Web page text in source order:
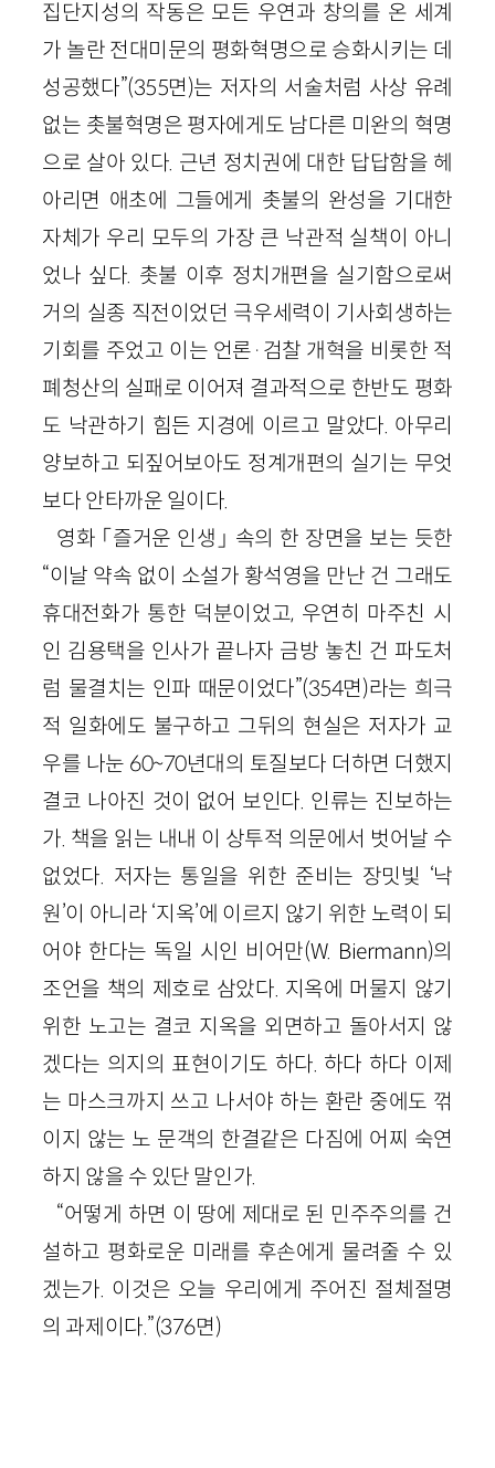
집단지성의 작동은 모든 우연과 창의를 온 세계
가 놀란 전대미문의 평화혁명으로 승화시키는 데
성공했다”(355면)는 저자의 서술처럼 사상 유례
없는 촛불혁명은 평자에게도 남다른 미완의 혁명
으로 살아 있다. 근년 정치권에 대한 답답함을 헤
아리면 애초에 그들에게 촛불의 완성을 기대한
자체가 우리 모두의 가장 큰 낙관적 실책이 아니
었나 싶다. 촛불 이후 정치개편을 실기함으로써
거의 실종 직전이었던 극우세력이 기사회생하는
기회를 주었고 이는 언론·검찰 개혁을 비롯한 적
폐청산의 실패로 이어져 결과적으로 한반도 평화
도 낙관하기 힘든 지경에 이르고 말았다. 아무리
양보하고 되짚어보아도 정계개편의 실기는 무엇
보다 안타까운 일이다.
영화 「즐거운 인생」 속의 한 장면을 보는 듯한
“이날 약속 없이 소설가 황석영을 만난 건 그래도
휴대전화가 통한 덕분이었고, 우연히 마주친 시
인 김용택을 인사가 끝나자 금방 놓친 건 파도처
럼 물결치는 인파 때문이었다”(354면)라는 희극
적 일화에도 불구하고 그뒤의 현실은 저자가 교
우를 나눈 60~70년대의 토질보다 더하면 더했지
결코 나아진 것이 없어 보인다. 인류는 진보하는
가. 책을 읽는 내내 이 상투적 의문에서 벗어날 수
없었다. 저자는 통일을 위한 준비는 장밋빛 ‘낙
원’이 아니라 ‘지옥’에 이르지 않기 위한 노력이 되
어야 한다는 독일 시인 비어만(W. Biermann)의
조언을 책의 제호로 삼았다. 지옥에 머물지 않기
위한 노고는 결코 지옥을 외면하고 돌아서지 않
겠다는 의지의 표현이기도 하다. 하다 하다 이제
는 마스크까지 쓰고 나서야 하는 환란 중에도 꺾
이지 않는 노 문객의 한결같은 다짐에 어찌 숙연
하지 않을 수 있단 말인가.
“어떻게 하면 이 땅에 제대로 된 민주주의를 건
설하고 평화로운 미래를 후손에게 물려줄 수 있
겠는가. 이것은 오늘 우리에게 주어진 절체절명
의 과제이다.”(376면)